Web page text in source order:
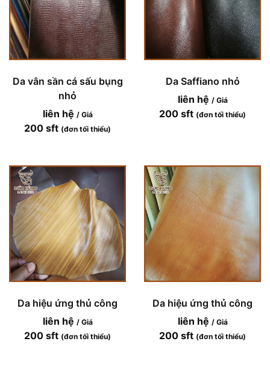
Da vân sần cá sấu bụng
nhỏ
liên hệ / Giá
200 sft (đơn tối thiểu)
Da Saffiano nhỏ
liên hệ / Giá
200 sft (đơn tối thiểu)
Da hiệu ứng thủ công
liên hệ / Giá
200 sft (đơn tối thiểu)
Da hiệu ứng thủ công
liên hệ / Giá
200 sft (đơn tối thiểu)